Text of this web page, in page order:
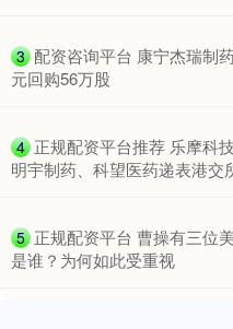
创业板指 3563.12
3 配资咨询平台 康宁杰瑞制
元回购56万股
4 正规配资平台推荐 乐摩科
明宇制药、科望医药递表港交
5 正规配资平台 曹操有三位
是谁？为何如此受重视